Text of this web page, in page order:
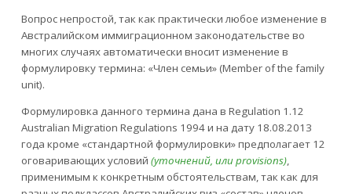
Вопрос непростой, так как практически любое изменение в
Австралийском иммиграционном законодательстве во
многих случаях автоматически вносит изменение в
формулировку термина: «Член семьи» (Member of the family
unit).
Формулировка данного термина дана в Regulation 1.12
Australian Migration Regulations 1994 и на дату 18.08.2013
года кроме «стандартной формулировки» предполагает 12
оговаривающих условий (уточнений, или provisions),
применимым к конкретным обстоятельствам, так как для